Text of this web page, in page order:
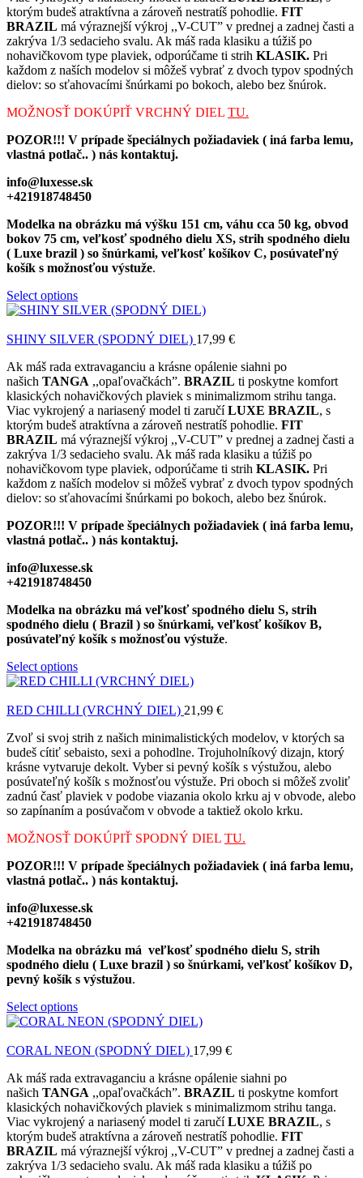
ktorým budeš atraktívna a zároveň nestratíš pohodlie. FIT
BRAZIL má výraznejší výkroj ,,V-CUT” v prednej a zadnej časti a
zakrýva 1/3 sedacieho svalu. Ak máš rada klasiku a túžiš po
nohavičkovom type plaviek, odporúčame ti strih KLASIK. Pri
každom z naších modelov si môžeš vybrať z dvoch typov spodných
dielov: so sťahovacími šnúrkami po bokoch, alebo bez šnúrok.
MOŽNOSŤ DOKÚPIŤ VRCHNÝ DIEL TU.
POZOR!!! V prípade špeciálnych požiadaviek ( iná farba lemu,
vlastná potlač.. ) nás kontaktuj.
info@luxesse.sk
+421918748450
Modelka na obrázku má výšku 151 cm, váhu cca 50 kg, obvod
bokov 75 cm, veľkosť spodného dielu XS, strih spodného dielu
( Luxe brazil ) so šnúrkami, veľkosť košíkov C, posúvateľný
košík s možnosťou výstuže.
Select options
SHINY SILVER (SPODNÝ DIEL) 17,99 €
Ak máš rada extravaganciu a krásne opálenie siahni po
našich TANGA ,,opaľovačkách”. BRAZIL ti poskytne komfort
klasických nohavičkových plaviek s minimalizmom strihu tanga.
Viac vykrojený a nariasený model ti zaručíLUXE BRAZIL, s
ktorým budeš atraktívna a zároveň nestratíš pohodlie. FIT
BRAZIL má výraznejší výkroj ,,V-CUT” v prednej a zadnej časti a
zakrýva 1/3 sedacieho svalu. Ak máš rada klasiku a túžiš po
nohavičkovom type plaviek, odporúčame ti strih KLASIK. Pri
každom z naších modelov si môžeš vybrať z dvoch typov spodných
dielov: so sťahovacími šnúrkami po bokoch, alebo bez šnúrok.
POZOR!!! V prípade špeciálnych požiadaviek ( iná farba lemu,
vlastná potlač.. ) nás kontaktuj.
info@luxesse.sk
+421918748450
Modelka na obrázku má veľkosť spodného dielu S, strih
spodného dielu ( Brazil ) so šnúrkami, veľkosť košíkov B,
posúvateľný košík s možnosťou výstuže.
Select options
RED CHILLI (VRCHNÝ DIEL) 21,99 €
Zvoľ si svoj strih z našich minimalistických modelov, v ktorých sa
budeš cítiť sebaisto, sexi a pohodlne. Trojuholníkový dizajn, ktorý
krásne vytvaruje dekolt. Vyber si pevný košík s výstužou, alebo
posúvateľný košík s možnosťou výstuže. Pri oboch si môžeš zvoliť
zadnú časť plaviek v podobe viazania okolo krku aj v obvode, alebo
so zapínaním a posúvačom v obvode a taktiež okolo krku.
MOŽNOSŤ DOKÚPIŤ SPODNÝ DIEL TU.
POZOR!!! V prípade špeciálnych požiadaviek ( iná farba lemu,
vlastná potlač.. ) nás kontaktuj.
info@luxesse.sk
+421918748450
Modelka na obrázku má veľkosť spodného dielu S, strih
spodného dielu ( Luxe brazil ) so šnúrkami, veľkosť košíkov D,
pevný košík s výstužou.
Select options
CORAL NEON (SPODNÝ DIEL) 17,99 €
Ak máš rada extravaganciu a krásne opálenie siahni po
našich TANGA ,,opaľovačkách”. BRAZIL ti poskytne komfort
klasických nohavičkových plaviek s minimalizmom strihu tanga.
Viac vykrojený a nariasený model ti zaručíLUXE BRAZIL, s
ktorým budeš atraktívna a zároveň nestratíš pohodlie. FIT
BRAZIL má výraznejší výkroj ,,V-CUT” v prednej a zadnej časti a
zakrýva 1/3 sedacieho svalu. Ak máš rada klasiku a túžiš po